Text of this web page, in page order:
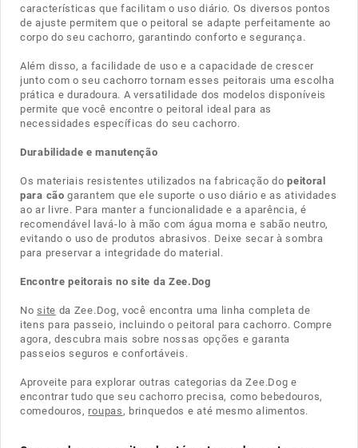
características que facilitam o uso diário. Os diversos pontos
de ajuste permitem que o peitoral se adapte perfeitamente ao
corpo do seu cachorro, garantindo conforto e segurança.
Além disso, a facilidade de uso e a capacidade de crescer
junto com o seu cachorro tornam esses peitorais uma escolha
prática e duradoura. A versatilidade dos modelos disponíveis
permite que você encontre o peitoral ideal para as
necessidades específicas do seu cachorro.
Durabilidade e manutenção
Os materiais resistentes utilizados na fabricação dopeitoral
para cão garantem que ele suporte o uso diário e as atividades
ao ar livre. Para manter a funcionalidade e a aparência, é
recomendável lavá-lo à mão com água morna e sabão neutro,
evitando o uso de produtos abrasivos. Deixe secar à sombra
para preservar a integridade do material.
Encontre peitorais no site da Zee.Dog
Nosite da Zee.Dog, você encontra uma linha completa de
itens para passeio, incluindo o peitoral para cachorro. Compre
agora, descubra mais sobre nossas opções e garanta
passeios seguros e confortáveis.
Aproveite para explorar outras categorias da Zee.Dog e
encontrar tudo que seu cachorro precisa, como bebedouros,
comedouros, roupas, brinquedos e até mesmo alimentos.